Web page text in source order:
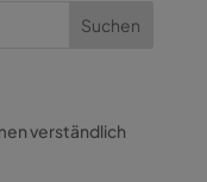
verständlich